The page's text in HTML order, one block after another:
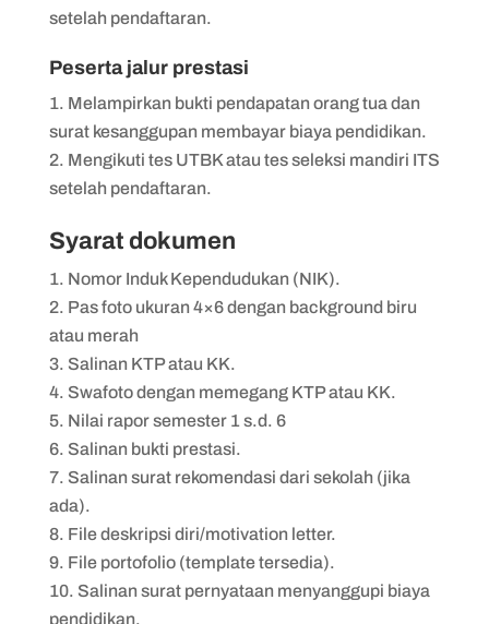
setelah pendaftaran.
Peserta jalur prestasi
Melampirkan bukti pendapatan orang tua dan
surat kesanggupan membayar biaya pendidikan.
Mengikuti tes UTBK atau tes seleksi mandiri ITS
setelah pendaftaran.
Syarat dokumen
Nomor Induk Kependudukan (NIK).
Pas foto ukuran 4×6 dengan background biru
atau merah
Salinan KTP atau KK.
Swafoto dengan memegang KTP atau KK.
Nilai rapor semester 1 s.d. 6
Salinan bukti prestasi.
Salinan surat rekomendasi dari sekolah (jika
ada).
File deskripsi diri/motivation letter.
File portofolio (template tersedia).
Salinan surat pernyataan menyanggupi biaya
pendidikan.